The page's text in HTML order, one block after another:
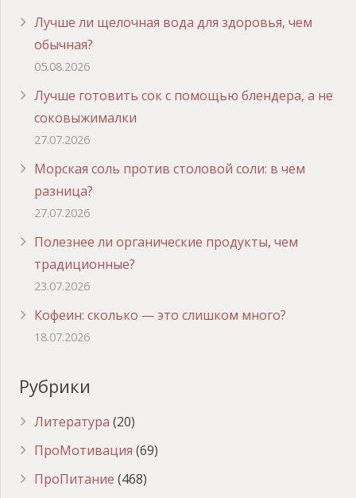
Лучше ли щелочная вода для здоровья, чем
обычная?
05.08.2026
Лучше готовить сок с помощью блендера, а не
соковыжималки
27.07.2026
Морская соль против столовой соли: в чем
разница?
27.07.2026
Полезнее ли органические продукты, чем
традиционные?
23.07.2026
Кофеин: сколько — это слишком много?
18.07.2026
Рубрики
Литература (20)
ПроМотивация (69)
ПроПитание (468)